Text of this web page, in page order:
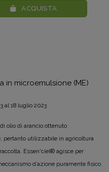
ACQUISTA
in microemulsione (ME)
al 18 luglio 2023
olio di arancio ottenuto
pertanto utilizzabile in agricoltura
Essen'ciel® agisce per
d’azione puramente fisico.